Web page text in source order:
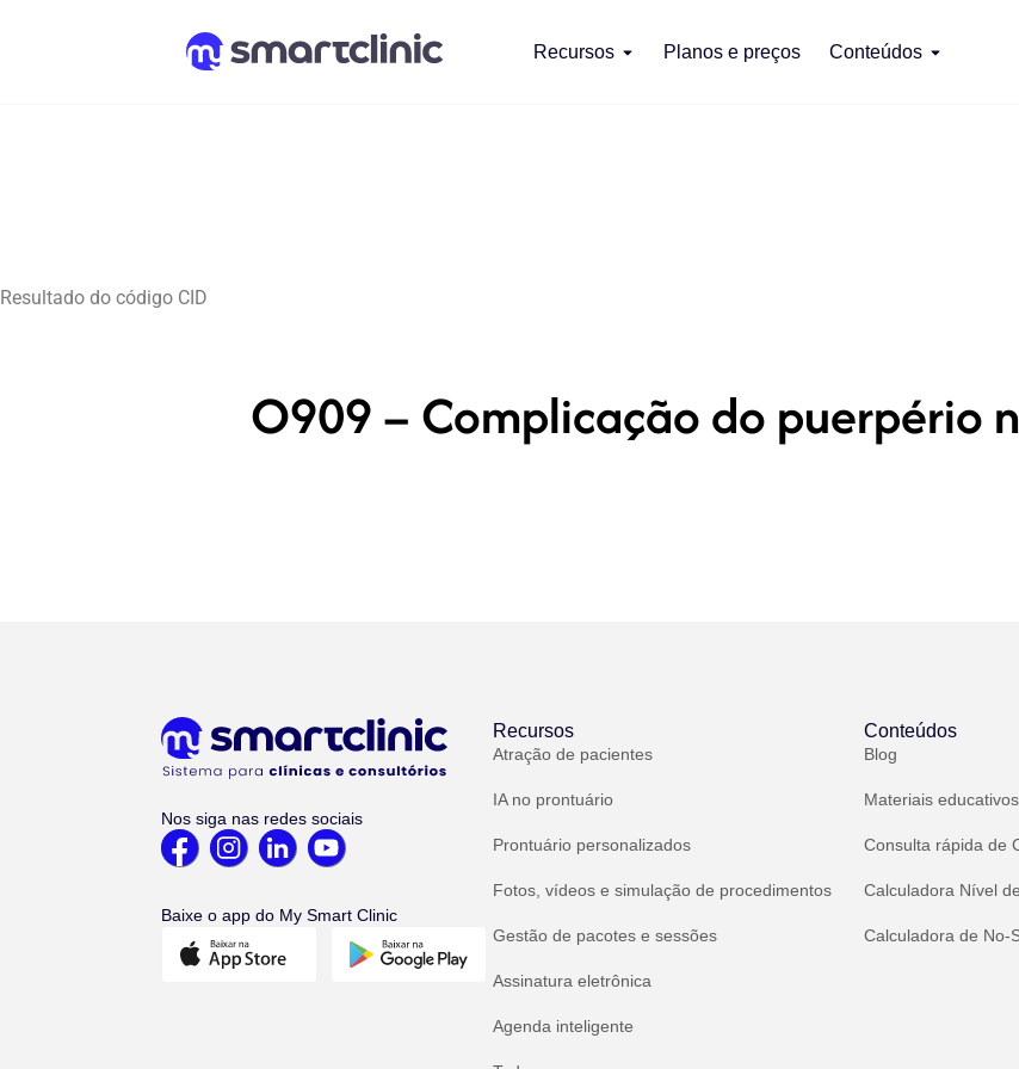
Recursos Planos e preços Conteúdos
Resultado do código CID
O909 – Complicação do puerpério
Nos siga nas redes sociais
Baixe o app do My Smart Clinic
Recursos
Atração de pacientes
IA no prontuário
Prontuário personalizados
Fotos, vídeos e simulação de procedimentos
Gestão de pacotes e sessões
Assinatura eletrônica
Agenda inteligente
Conteúdos
Blog
Materiais educativos
Consulta rápida de
Calculadora Nível
Calculadora de No-